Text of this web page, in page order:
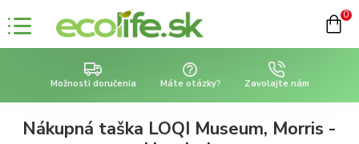
0
Možnosti doručenia Máte otázky? Zavolajte nám
Nákupná taška LOQI Museum, Morris -